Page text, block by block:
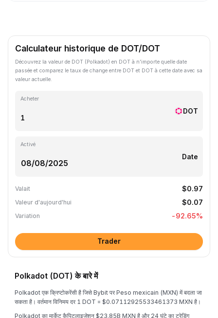
Calculateur historique de DOT/DOT
Découvrez la valeur de DOT (Polkadot) en DOT à n'importe quelle date
passée et comparez le taux de change entre DOT et DOT à cette date avec sa
valeur actuelle.
Acheter
DOT
Activé
Date
Valait $0.97
Valeur d'aujourd'hui $0.07
Variation -92.65%
Trader
Polkadot (DOT) के बारे में
Polkadot एक क्रिप्टोकरेंसी है जिसे Bybit पर Peso mexicain (MXN) में बदला जा
सकता है। वर्तमान विनिमय दर 1 DOT = $0.07112925533461373 MXN है।
Polkadot का मार्केट कैपिटलाइजेशन $23.85B MXN है और 24 घंटे का ट्रेडिंग